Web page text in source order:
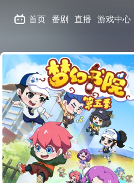
首页 番剧 直播 游戏中心